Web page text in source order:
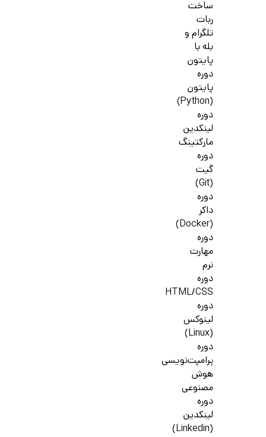
ساخت
ربات
تلگرام و
بله با
پایتون
دوره
پایتون
(Python)
دوره
لینکدین
مارکتینگ
دوره
گیت
(Git)
دوره
داکر
(Docker)
دوره
مهارت
نرم
دوره
HTML/CSS
دوره
لینوکس
(Linux)
دوره
پرامپت‌نویسی
هوش
مصنوعی
دوره
لینکدین
(Linkedin)